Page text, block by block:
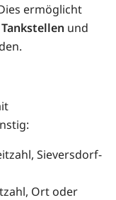
ermöglicht
Tankstellen und
Sieversdorf-
Ort oder